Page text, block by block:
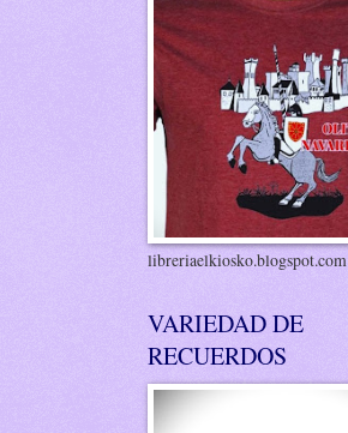
libreriaelkiosko.blogspot.com
VARIEDAD DE
RECUERDOS